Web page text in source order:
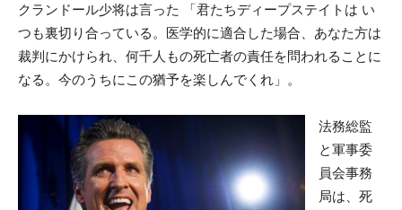
クランドール少将は言った 「君たちディープステイトは い
つも裏切り合っている。医学的に適合した場合、あなた方は
裁判にかけられ、何千人もの死亡者の責任を問われることに
なる。今のうちにこの猶予を楽しんでくれ」。
法務総監
と軍事委
員会事務
局は、死